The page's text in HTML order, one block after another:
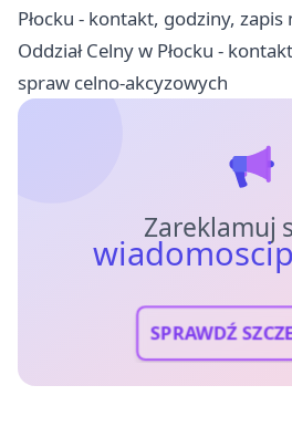
Płocku - kontakt, godziny, zapis
Oddział Celny w Płocku -
spraw celno-akcyzowych
Zareklamuj
SPRAWDŹ